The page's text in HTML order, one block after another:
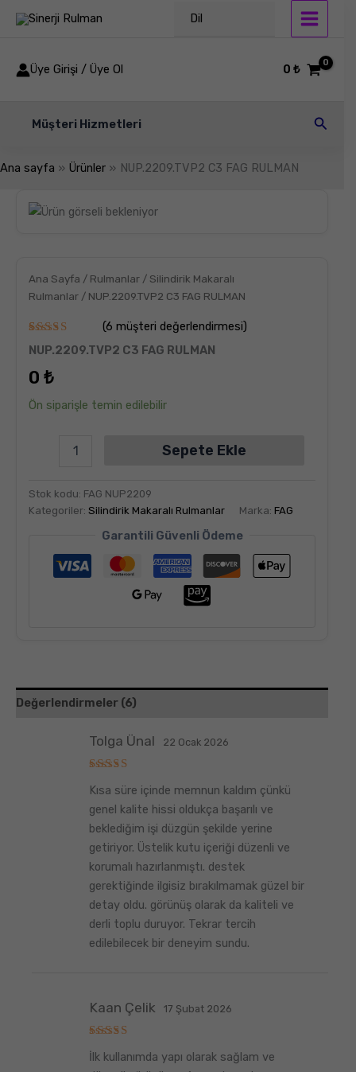
atla
Dil
Üye Girişi / Üye Ol 0₺
Müşteri Hizmetleri Arama
Ana sayfa Ürünler NUP.2209.TVP2 C3 FAG RULMAN
Ana Sayfa / Rulmanlar / Silindirik Makaralı
Rulmanlar / NUP.2209.TVP2 C3 FAG RULMAN
6
müşteri
puanına
5
5.00puan
aldı
(6 müşteri değerlendirmesi)
NUP.2209.TVP2 C3 FAG RULMAN
0 ₺
Ön siparişle temin edilebilir
C3
Sepete Ekle
Stok kodu: FAG NUP2209
Kategoriler: Silindirik Makaralı Rulmanlar Marka: FAG
Garantili Güvenli Ödeme
Değerlendirmeler (6)
üzerinden
oy aldı
Tolga Ünal 22 Ocak 2026
Kısa süre içinde memnun kaldım çünkü
genel kalite hissi oldukça başarılı ve
beklediğim işi düzgün şekilde yerine
getiriyor. Üstelik kutu içeriği düzenli ve
korumalı hazırlanmıştı. destek
gerektiğinde ilgisiz bırakılmamak güzel bir
detay oldu. görünüş olarak da kaliteli ve
derli toplu duruyor. Tekrar tercih
edilebilecek bir deneyim sundu.
üzerinden
Kaan Çelik 17 Şubat 2026
İlk kullanımda yapı olarak sağlam ve